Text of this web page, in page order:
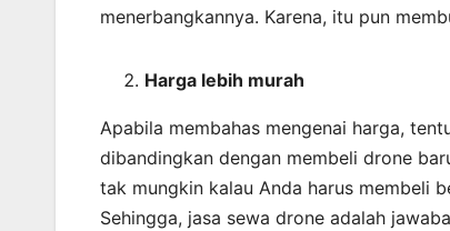
menerbangkannya. Karena, itu pun
Harga lebih murah
Apabila membahas mengenai harga,
dibandingkan dengan membeli drone
tak mungkin kalau Anda harus membeli
Sehingga, jasa sewa drone adalah